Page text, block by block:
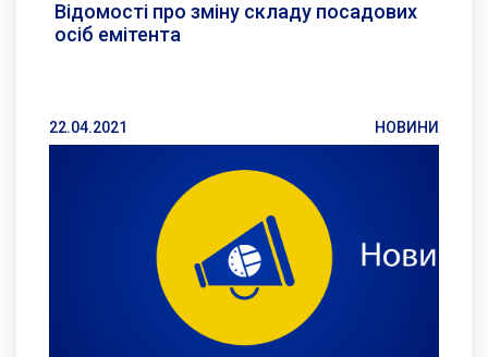
Відомості про зміну складу посадових
осіб емітента
22.04.2021 НОВИНИ